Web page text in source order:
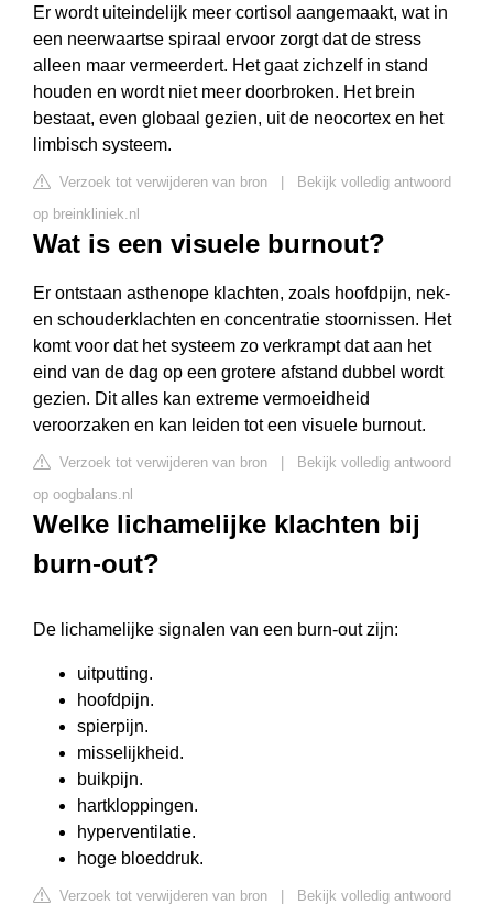
Er wordt uiteindelijk meer cortisol aangemaakt, wat in
een neerwaartse spiraal ervoor zorgt dat de stress
alleen maar vermeerdert. Het gaat zichzelf in stand
houden en wordt niet meer doorbroken. Het brein
bestaat, even globaal gezien, uit de neocortex en het
limbisch systeem.
Verzoek tot verwijderen van bron
Bekijk volledig antwoord
op breinkliniek.nl
Wat is een visuele burnout?
Er ontstaan asthenope klachten, zoals hoofdpijn, nek-
en schouderklachten en concentratie stoornissen. Het
komt voor dat het systeem zo verkrampt dat aan het
eind van de dag op een grotere afstand dubbel wordt
gezien. Dit alles kan extreme vermoeidheid
veroorzaken en kan leiden tot een visuele burnout.
Verzoek tot verwijderen van bron
Bekijk volledig antwoord
op oogbalans.nl
Welke lichamelijke klachten bij
burn-out?
De lichamelijke signalen van een burn-out zijn:
uitputting.
hoofdpijn.
spierpijn.
misselijkheid.
buikpijn.
hartkloppingen.
hyperventilatie.
hoge bloeddruk.
Verzoek tot verwijderen van bron
Bekijk volledig antwoord